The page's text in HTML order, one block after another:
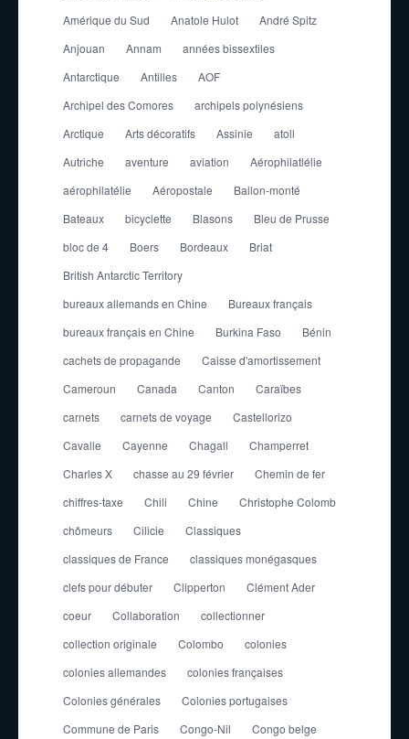
Amérique du Sud
Anatole Hulot
André Spitz
Anjouan
Annam
années bissextiles
Antarctique
Antilles
AOF
Archipel des Comores
archipels polynésiens
Arctique
Arts décoratifs Assinie
atoll
Autriche
aventure aviation
Aérophilatlélie
aérophilatélie
Aéropostale
Ballon-monté
Bateaux
bicyclette Blasons
Bleu de Prusse
bloc de 4
Boers Bordeaux
Briat
British Antarctic Territory
bureaux allemands en Chine
Bureaux français
bureaux français en Chine
Burkina Faso
Bénin
cachets de propagande
Caisse d'amortissement
Cameroun
Canada Canton
Caraïbes
carnets
carnets de voyage
Castellorizo
Cavalle
Cayenne Chagall
Champerret
Charles X
chasse au 29 février
Chemin de fer
chiffres-taxe
Chili Chine
Christophe Colomb
chômeurs
Cilicie
Classiques
classiques de France
classiques monégasques
clefs pour débuter
Clipperton
Clément Ader
coeur
Collaboration
collectionner
collection originale
Colombo
colonies
colonies allemandes
colonies françaises
Colonies générales
Colonies portugaises
Commune de Paris
Congo-Nil
Congo belge